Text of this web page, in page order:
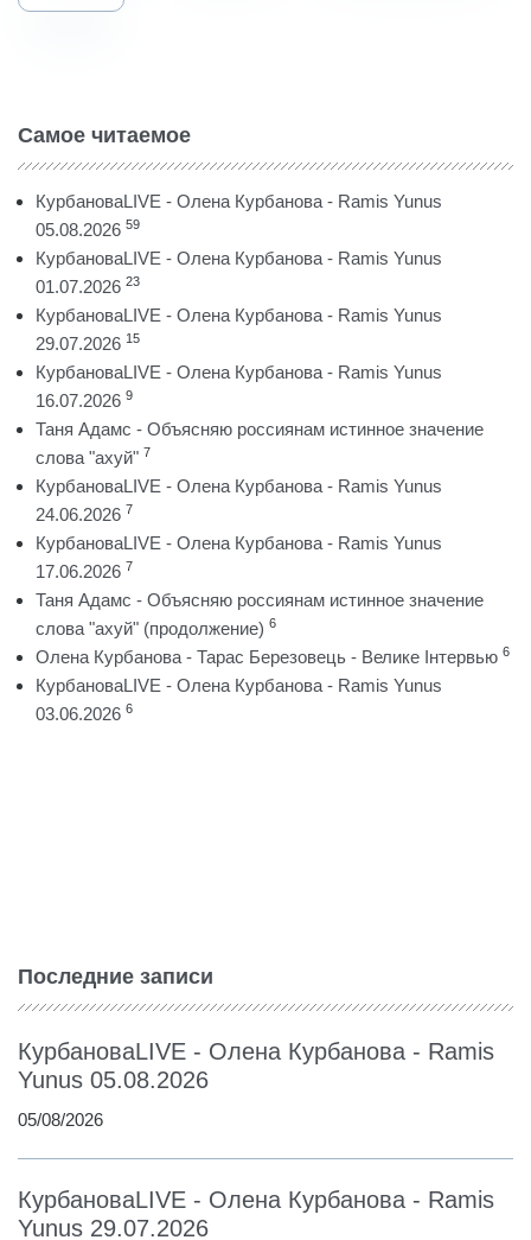
Самое читаемое
КурбановаLIVE - Олена Курбанова - Ramis Yunus
05.08.2026 59
КурбановаLIVE - Олена Курбанова - Ramis Yunus
01.07.2026 23
КурбановаLIVE - Олена Курбанова - Ramis Yunus
29.07.2026 15
КурбановаLIVE - Олена Курбанова - Ramis Yunus
16.07.2026 9
Таня Адамс - Объясняю россиянам истинное значение
слова "ахуй" 7
КурбановаLIVE - Олена Курбанова - Ramis Yunus
24.06.2026 7
КурбановаLIVE - Олена Курбанова - Ramis Yunus
17.06.2026 7
Таня Адамс - Объясняю россиянам истинное значение
слова "ахуй" (продолжение) 6
Олена Курбанова - Тарас Березовець - Велике Інтервью 6
КурбановаLIVE - Олена Курбанова - Ramis Yunus
03.06.2026 6
Последние записи
КурбановаLIVE - Олена Курбанова - Ramis
Yunus 05.08.2026
05/08/2026
КурбановаLIVE - Олена Курбанова - Ramis
Yunus 29.07.2026